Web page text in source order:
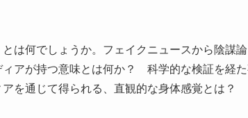
は何でしょうか。フェイクニュースから陰謀
アが持つ意味とは何か？ 科学的な検証を経
を通じて得られる、直観的な身体感覚とは？